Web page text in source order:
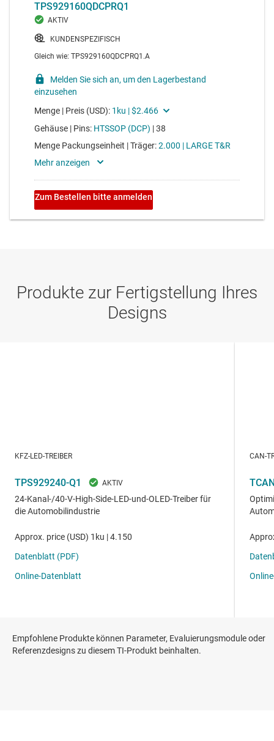
Empfohlene Produkte können Parameter, Evaluierungsmodule oder
Referenzdesigns zu diesem TI-Produkt beinhalten.